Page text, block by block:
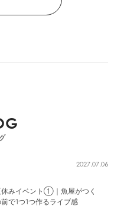
2027.07.06
休みイベント①｜魚屋がつく
で1つ1つ作るライブ感